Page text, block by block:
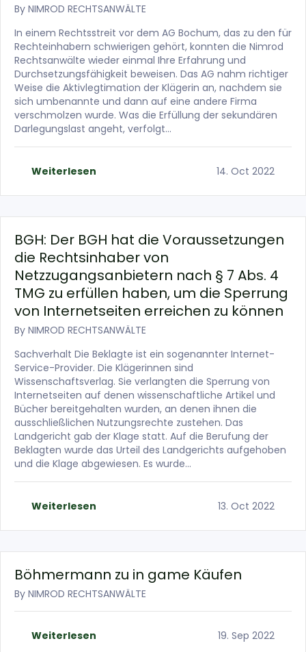
By NIMROD RECHTSANWÄLTE
In einem Rechtsstreit vor dem AG Bochum, das zu den für
Rechteinhabern schwierigen gehört, konnten die Nimrod
Rechtsanwälte wieder einmal Ihre Erfahrung und
Durchsetzungsfähigkeit beweisen. Das AG nahm richtiger
Weise die Aktivlegtimation der Klägerin an, nachdem sie
sich umbenannte und dann auf eine andere Firma
verschmolzen wurde. Was die Erfüllung der sekundären
Darlegungslast angeht, verfolgt…
Weiterlesen 14. Oct 2022
BGH: Der BGH hat die Voraussetzungen
die Rechtsinhaber von
Netzzugangsanbietern nach § 7 Abs. 4
TMG zu erfüllen haben, um die Sperrung
von Internetseiten erreichen zu können
By NIMROD RECHTSANWÄLTE
Sachverhalt Die Beklagte ist ein sogenannter Internet-
Service-Provider. Die Klägerinnen sind
Wissenschaftsverlag. Sie verlangten die Sperrung von
Internetseiten auf denen wissenschaftliche Artikel und
Bücher bereitgehalten wurden, an denen ihnen die
ausschließlichen Nutzungsrechte zustehen. Das
Landgericht gab der Klage statt. Auf die Berufung der
Beklagten wurde das Urteil des Landgerichts aufgehoben
und die Klage abgewiesen. Es wurde…
Weiterlesen 13. Oct 2022
Böhmermann zu in game Käufen
By NIMROD RECHTSANWÄLTE
Weiterlesen 19. Sep 2022